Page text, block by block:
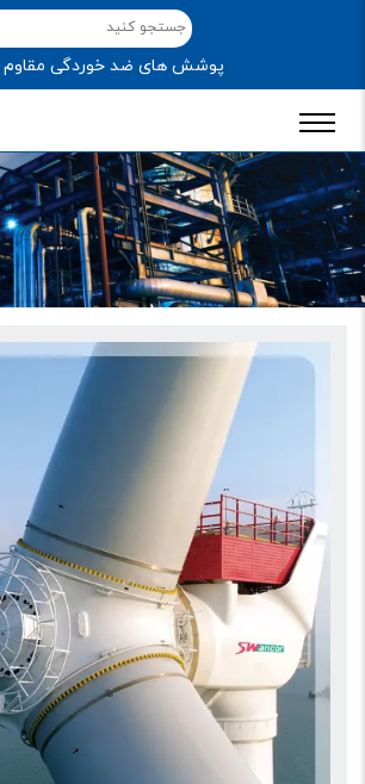
پوشش های ضد خوردگی مقاوم